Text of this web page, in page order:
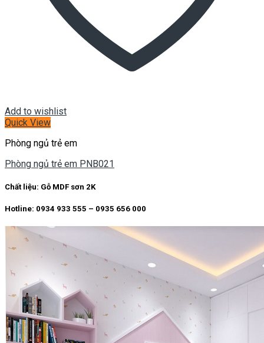
Add to wishlist
Quick View
Phòng ngủ trẻ em
Phòng ngủ trẻ em PNB021
Chất liệu: Gỗ MDF sơn 2K
Hotline: 0934 933 555 – 0935 656 000